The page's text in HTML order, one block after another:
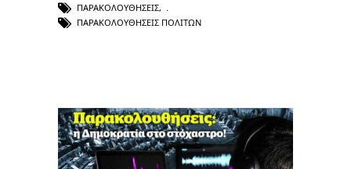
ΠΑΡΑΚΟΛΟΥΘΉΣΕΙΣ,
ΠΑΡΑΚΟΛΟΥΘΉΣΕΙΣ ΠΟΛΙΤΏΝ